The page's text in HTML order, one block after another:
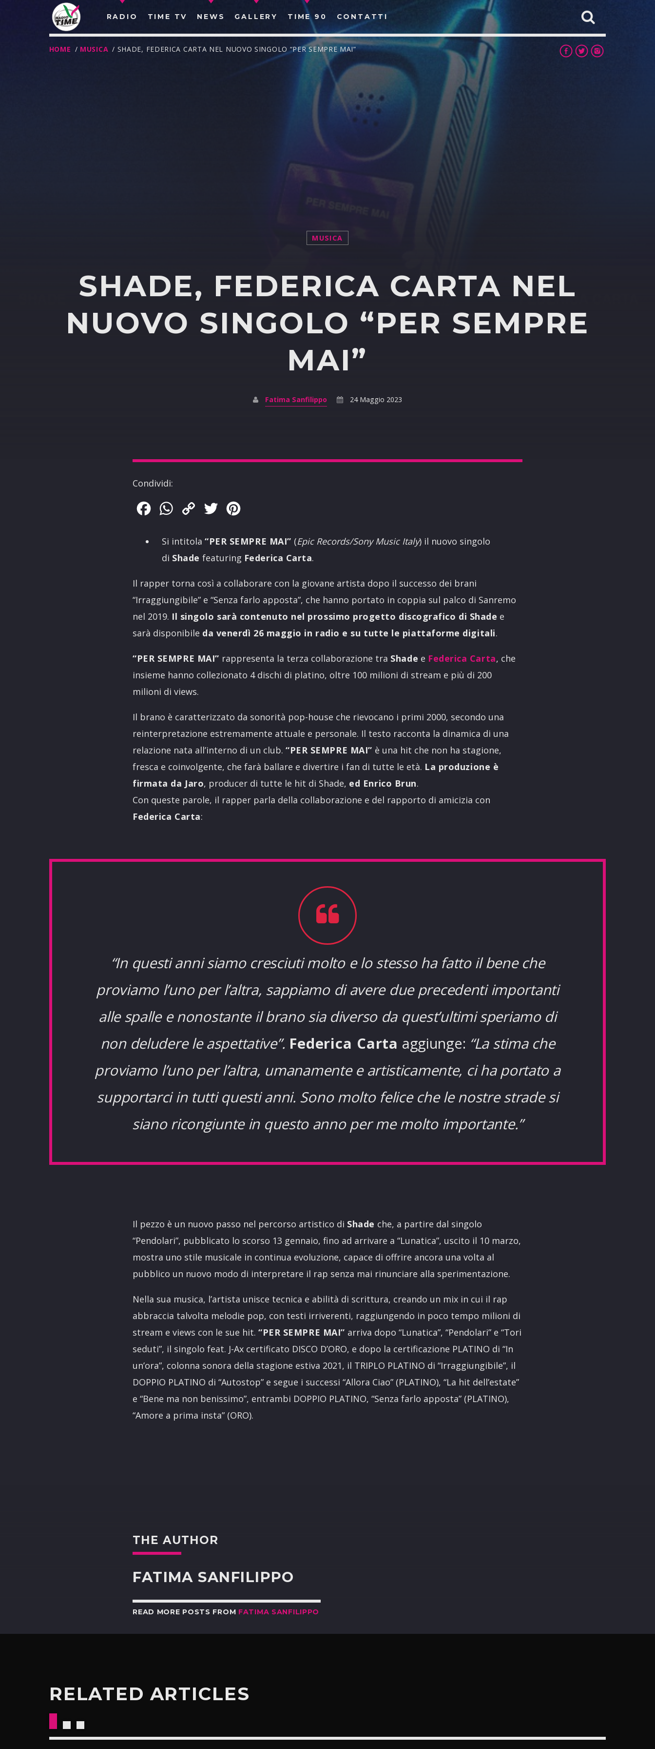
RADIO TIME TV NEWS GALLERY TIME 90 CONTATTI
CERCA NEL SITO WEB:
HOME / MUSICA / SHADE, FEDERICA CARTA NEL NUOVO SINGOLO “PER SEMPRE MAI”
MUSICA
SHADE, FEDERICA CARTA NEL
NUOVO SINGOLO “PER SEMPRE
MAI”
Fatima Sanfilippo 24 Maggio 2023
Condividi:
FacebookWhatsApp
Copy
Twitter
Si intitola“PER SEMPRE MAI” (Epic Records/Sony Music Italy) il nuovo singolo
di Shade featuring Federica Carta.
Il rapper torna così a collaborare con la giovane artista dopo il successo dei brani
“Irraggiungibile” e “Senza farlo apposta”, che hanno portato in coppia sul palco di Sanremo
nel 2019. Il singolo sarà contenuto nel prossimo progetto discografico di Shade e
sarà disponibile da venerdì 26 maggio in radio e su tutte le piattaforme digitali.
“PER SEMPRE MAI” rappresenta la terza collaborazione tra Shade e Federica Carta, che
insieme hanno collezionato 4 dischi di platino, oltre 100 milioni di stream e più di 200
milioni di views.
Il brano è caratterizzato da sonorità pop-house che rievocano i primi 2000, secondo una
reinterpretazione estremamente attuale e personale. Il testo racconta la dinamica di una
relazione nata all’interno di un club.“PER SEMPRE MAI” è una hit che non ha stagione,
fresca e coinvolgente, che farà ballare e divertire i fan di tutte le età. La produzione è
firmata da Jaro, producer di tutte le hit di Shade, ed Enrico Brun.
Con queste parole, il rapper parla della collaborazione e del rapporto di amicizia con
Federica Carta:
“In questi anni siamo cresciuti molto e lo stesso ha fatto il bene che
proviamo l’uno per l’altra, sappiamo di avere due precedenti importanti
alle spalle e nonostante il brano sia diverso da quest’ultimi speriamo di
non deludere le aspettative”. Federica Carta aggiunge: “La stima che
proviamo l’uno per l’altra, umanamente e artisticamente, ci ha portato a
supportarci in tutti questi anni. Sono molto felice che le nostre strade si
siano ricongiunte in questo anno per me molto importante.”
Il pezzo è un nuovo passo nel percorso artistico di Shade che, a partire dal singolo
“Pendolari”, pubblicato lo scorso 13 gennaio, fino ad arrivare a “Lunatica”, uscito il 10 marzo,
mostra uno stile musicale in continua evoluzione, capace di offrire ancora una volta al
pubblico un nuovo modo di interpretare il rap senza mai rinunciare alla sperimentazione.
Nella sua musica, l’artista unisce tecnica e abilità di scrittura, creando un mix in cui il rap
abbraccia talvolta melodie pop, con testi irriverenti, raggiungendo in poco tempo milioni di
stream e views con le sue hit.“PER SEMPRE MAI” arriva dopo “Lunatica”, “Pendolari” e “Tori
seduti”, il singolo feat. J-Ax certificato DISCO D’ORO, e dopo la certificazione PLATINO di “In
un’ora”, colonna sonora della stagione estiva 2021, il TRIPLO PLATINO di “Irraggiungibile”, il
DOPPIO PLATINO di “Autostop” e segue i successi “Allora Ciao” (PLATINO), “La hit dell’estate”
e “Bene ma non benissimo”, entrambi DOPPIO PLATINO, “Senza farlo apposta” (PLATINO),
“Amore a prima insta” (ORO).
THE AUTHOR
FATIMA SANFILIPPO
READ MORE POSTS FROM FATIMA SANFILIPPO
RELATED ARTICLES